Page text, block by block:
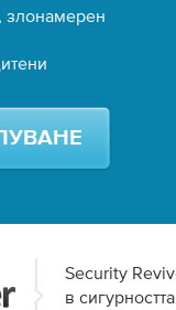
злонамерен
Security
в